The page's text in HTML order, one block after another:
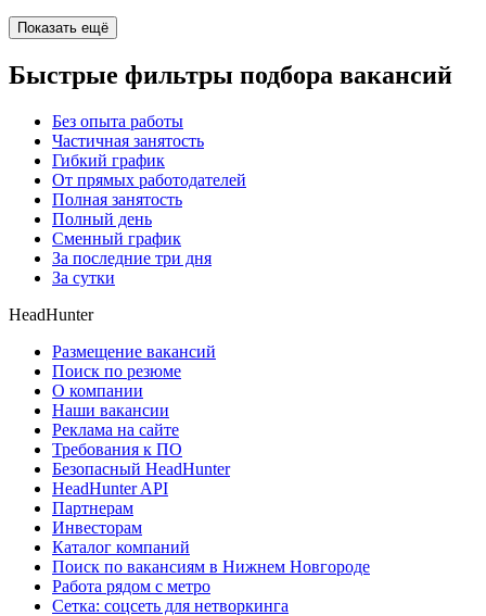
Показать ещё
Быстрые фильтры подбора вакансий
Без опыта работы
Частичная занятость
Гибкий график
От прямых работодателей
Полная занятость
Полный день
Сменный график
За последние три дня
За сутки
HeadHunter
Размещение вакансий
Поиск по резюме
О компании
Наши вакансии
Реклама на сайте
Требования к ПО
Безопасный HeadHunter
HeadHunter API
Партнерам
Инвесторам
Каталог компаний
Поиск по вакансиям в Нижнем Новгороде
Работа рядом с метро
Сетка: соцсеть для нетворкинга